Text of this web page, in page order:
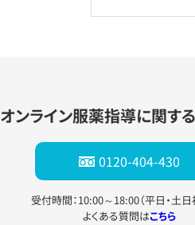
オンライン服薬指導に関す
0120-404-430
受付時間：10:00～18:00（平日・土日
よくある質問はこちら